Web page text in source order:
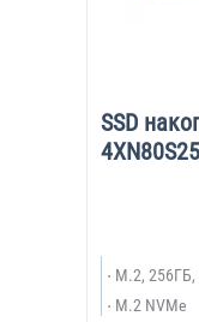
SSD
M.2,
M.2 NVMe